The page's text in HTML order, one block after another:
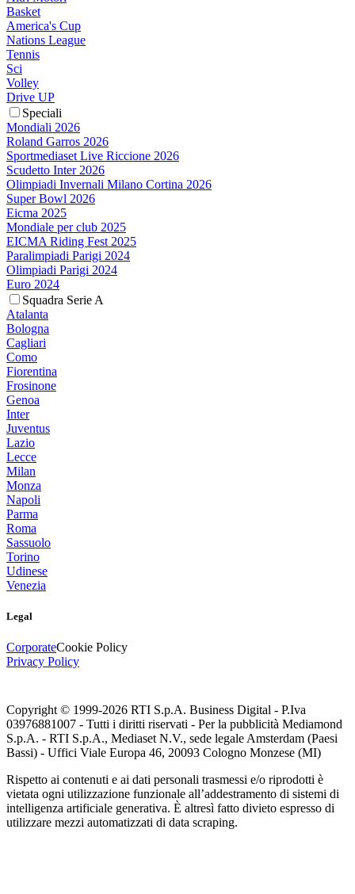
Basket
America's Cup
Nations League
Tennis
Sci
Volley
Drive UP
Speciali
Mondiali 2026
Roland Garros 2026
Sportmediaset Live Riccione 2026
Scudetto Inter 2026
Olimpiadi Invernali Milano Cortina 2026
Super Bowl 2026
Eicma 2025
Mondiale per club 2025
EICMA Riding Fest 2025
Paralimpiadi Parigi 2024
Olimpiadi Parigi 2024
Euro 2024
Squadra Serie A
Atalanta
Bologna
Cagliari
Como
Fiorentina
Frosinone
Genoa
Inter
Juventus
Lazio
Lecce
Milan
Monza
Napoli
Parma
Roma
Sassuolo
Torino
Udinese
Venezia
Legal
CorporateCookie Policy
Privacy Policy
Copyright © 1999-2026 RTI S.p.A. Business Digital - P.Iva
03976881007 - Tutti i diritti riservati - Per la pubblicità Mediamond
S.p.A. - RTI S.p.A., Mediaset N.V., sede legale Amsterdam (Paesi
Bassi) - Uffici Viale Europa 46, 20093 Cologno Monzese (MI)
Rispetto ai contenuti e ai dati personali trasmessi e/o riprodotti è
vietata ogni utilizzazione funzionale all’addestramento di sistemi di
intelligenza artificiale generativa. È altresì fatto divieto espresso di
utilizzare mezzi automatizzati di data scraping.